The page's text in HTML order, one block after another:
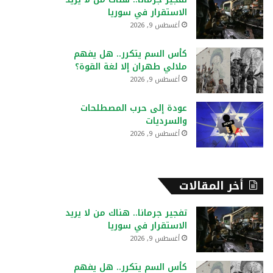
:الاستقرار في سوريا
أغسطس 9, 2026
كأس السم يتكرر.. هل يفهم
ملالي طهران إلا لغة القوة؟
أغسطس 9, 2026
عودة إلى حرب المصطلحات
والسرديات
أغسطس 9, 2026
أخر المقالات
تفجير جرمانا.. هناك من لا يريد
الاستقرار في سوريا
أغسطس 9, 2026
كأس السم يتكرر.. هل يفهم